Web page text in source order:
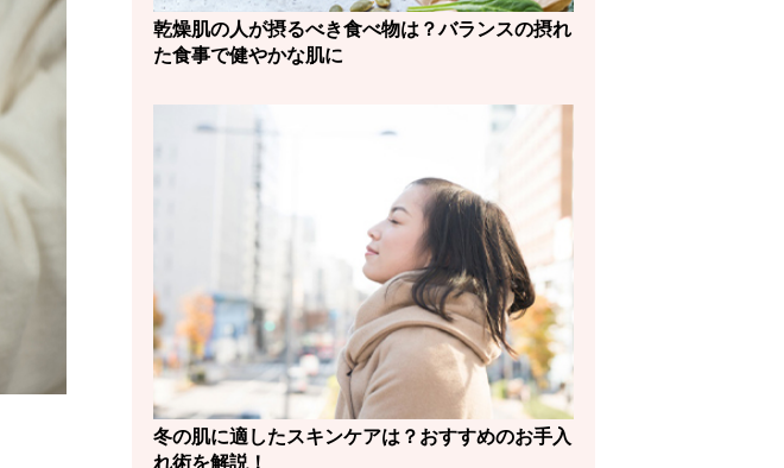
乾燥肌の人が摂るべき食べ物は？バランスの摂れ
た食事で健やかな肌に
冬の肌に適したスキンケアは？おすすめのお手入
れ術を解説！